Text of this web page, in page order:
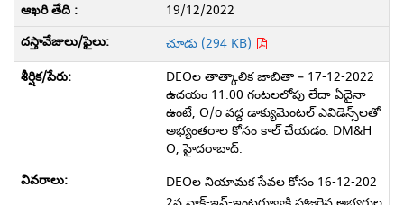
19/12/2022
చూడు (294 KB)
DEOల తాత్కాలిక జాబితా – 17-12-2022
ఉదయం 11.00 గంటలలోపు లేదా ఏదైనా
ఉంటే, O/o వద్ద డాక్యుమెంటల్ ఎవిడెన్స్‌లతో
అభ్యంతరాల కోసం కాల్ చేయడం. DM&H
O, హైదరాబాద్.
DEOల నియామక సేవల కోసం 16-12-202